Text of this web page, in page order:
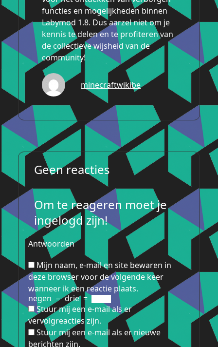
functies en mogelijkheden binnen
Labymod 1.8. Dus aarzel niet om je
kennis te delen en te profiteren van
de collectieve wijsheid van de
community!
minecraftwikibe
Geen reacties
Om te reageren moet je
ingelogd zijn!
Antwoorden
Mijn naam, e-mail en site bewaren in
deze browser voor de volgende keer
wanneer ik een reactie plaats.
negen −drie =
Stuur mij een e-mail als er
vervolgreacties zijn.
Stuur mij een e-mail als er nieuwe
berichten zijn.